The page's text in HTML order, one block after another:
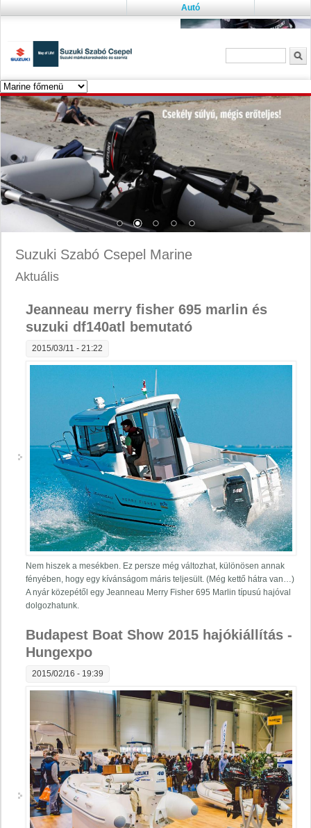
Autó
Keresés űrlap
Suzuki Szabó Csepel Marine
Aktuális
Jeanneau merry fisher 695 marlin és
suzuki df140atl bemutató
2015/03/11 - 21:22
Nem hiszek a mesékben. Ez persze még változhat, különösen annak
fényében, hogy egy kívánságom máris teljesült. (Még kettő hátra van…)
A nyár közepétől egy Jeanneau Merry Fisher 695 Marlin típusú hajóval
dolgozhatunk.
Budapest Boat Show 2015 hajókiállítás -
Hungexpo
2015/02/16 - 19:39